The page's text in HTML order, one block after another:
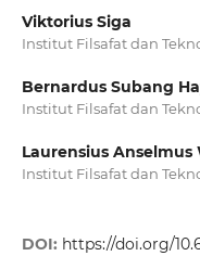
Viktorius Siga
Institut Filsafat dan
Bernardus Subang
Institut Filsafat dan
Laurensius Anselmus
Institut Filsafat dan
DOI: https://doi.org/